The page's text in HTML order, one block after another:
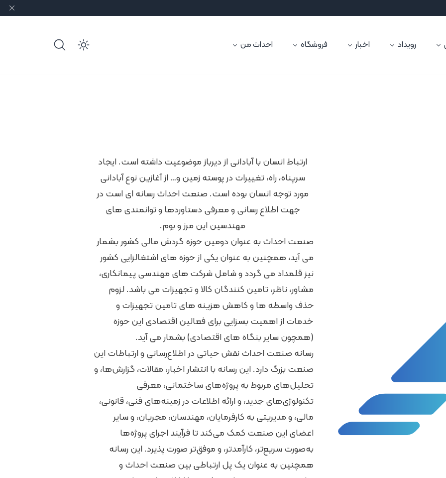
رویداد اخبار فروشگاه احداث من dark mode
ارتباط انسان با آبادانی از دیرباز موضوعیت داشته است. ایجاد
سرپناه، راه، تغییرات در پوسته زمین و… از آغازین نوع آبادانی
مورد توجه انسان بوده است. صنعت احداث رسانه ای است در
جهت اطلاع رسانی و معرفی دستاوردها و توانمندی های
مهندسین این مرز و بوم.
صنعت احداث به عنوان دومین حوزه گردش مالی کشور بشمار
می آید، همچنین به عنوان یکی از حوزه های اشتغالزایی کشور
نیز قلمداد می گردد و شامل شرکت های مهندسی پیمانکاری،
مشاور، ناظر، تامین کنندگان کالا و تجهیزات می باشد. لزوم
حذف واسطه ها و کاهش هزینه های تامین تجهیزات و
خدمات از اهمیت بسزایی برای فعالین اقتصادی این حوزه
(همچون سایر بنگاه های اقتصادی) بشمار می آید.
رسانه‌ صنعت احداث نقش حیاتی در اطلاع‌رسانی و ارتباطات این
صنعت بزرگ دارد. این رسانه‌ با انتشار اخبار، مقالات، گزارش‌ها، و
تحلیل‌های مربوط به پروژه‌های ساختمانی، معرفی
تکنولوژی‌های جدید، و ارائه اطلاعات در زمینه‌های فنی، قانونی،
مالی، و مدیریتی به کارفرمایان، مهندسان، مجریان، و سایر
اعضای این صنعت کمک می‌کند تا فرآیند اجرای پروژه‌ها
به‌صورت سریع‌تر، کارآمدتر، و موفق‌تر صورت پذیرد. این رسانه‌
همچنین به عنوان یک پل ارتباطی بین صنعت احداث و